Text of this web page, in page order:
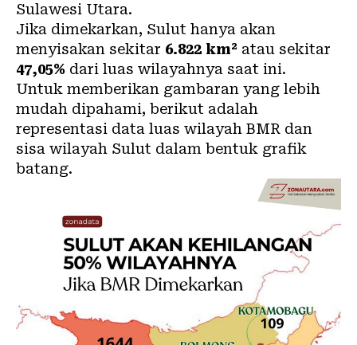
Sulawesi Utara.
Jika dimekarkan, Sulut hanya akan
menyisakan sekitar 6.822 km² atau sekitar
47,05% dari luas wilayahnya saat ini.
Untuk memberikan gambaran yang lebih
mudah dipahami, berikut adalah
representasi data luas wilayah BMR dan
sisa wilayah Sulut dalam bentuk grafik
batang.